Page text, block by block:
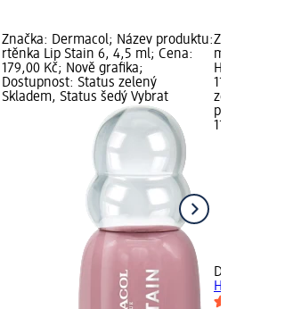
Značka: Dermacol; Název produktu:
rtěnka Lip Stain 6, 4,5 ml; Cena:
179,00 Kč; Nově grafika;
Dostupnost: Status zelený
Skladem, Status šedý Vybrat
Značka:
matná
Hysteria
119,00 Kč;
zelený
prodejnu
119,00 Kč
Dermacol
Hyaluron